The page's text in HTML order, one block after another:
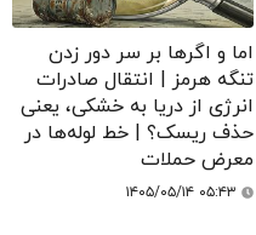
اما و اگرها بر سر دور زدن
تنگه هرمز | انتقال صادرات
انرژی از دریا به خشکی، یعنی
حذف ریسک؟ | خط لوله‌ها در
معرض حملات
۱۴۰۵/۰۵/۱۴ ۰۵:۴۳